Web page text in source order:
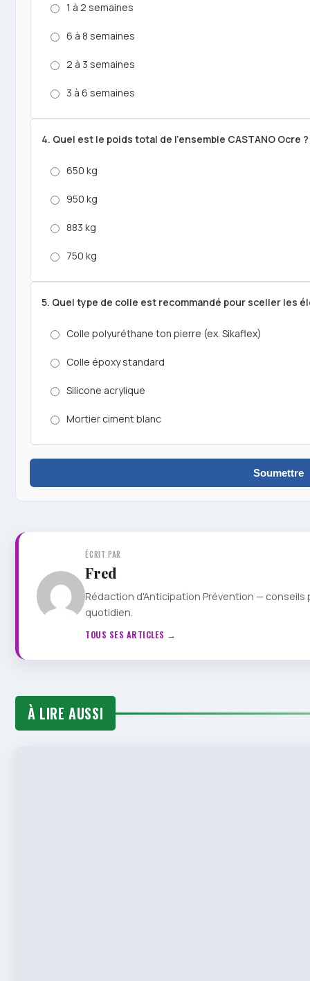
1 à 2 semaines
6 à 8 semaines
2 à 3 semaines
3 à 6 semaines
4. Quel est le poids total de l'ensemble CASTANO Ocre ?
650 kg
950 kg
883 kg
750 kg
5. Quel type de colle est recommandé pour sceller les
Colle polyuréthane ton pierre (ex. Sikaflex)
Colle époxy standard
Silicone acrylique
Mortier ciment blanc
Soumettre
ÉCRIT PAR
Fred
Rédaction d'Anticipation Prévention —
quotidien.
TOUS SES ARTICLES →
À LIRE AUSSI